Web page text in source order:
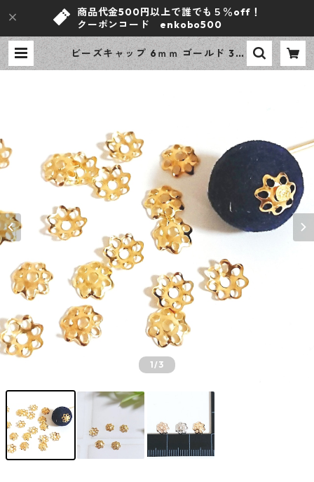
商品代金500円以上で誰でも５％off！
クーポンコード enkobo500
ビーズキャップ 6ｍｍ ゴールド 30
0ピース 花座 座金 デザインパーツ
1/3